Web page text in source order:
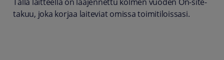
Tällä laitteella on laajennettu kolmen vuoden On-site-
takuu, joka korjaa laiteviat omissa toimitiloissasi.